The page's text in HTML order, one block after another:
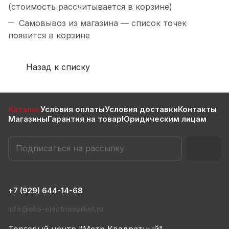
(стоимость рассчитывается в корзине)
Самовывоз из магазина — список точек
появится в корзине
Назад к списку
КаталогУсловия оплатыУсловия доставкиКонтакты
МагазиныГарантия на товарЮридическим лицам
+7 (929) 644-14-68
info@eks-electromarket.ru